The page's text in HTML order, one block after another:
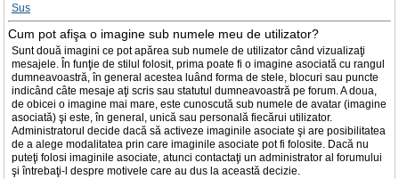
Sus
Cum pot afişa o imagine sub numele meu de utilizator?
Sunt două imagini ce pot apărea sub numele de utilizator când vizualizaţi
mesajele. În funţie de stilul folosit, prima poate fi o imagine asociată cu rangul
dumneavoastră, în general acestea luând forma de stele, blocuri sau puncte
indicând câte mesaje aţi scris sau statutul dumneavoastră pe forum. A doua,
de obicei o imagine mai mare, este cunoscută sub numele de avatar (imagine
asociată) şi este, în general, unică sau personală fiecărui utilizator.
Administratorul decide dacă să activeze imaginile asociate şi are posibilitatea
de a alege modalitatea prin care imaginile asociate pot fi folosite. Dacă nu
puteţi folosi imaginile asociate, atunci contactaţi un administrator al forumului
şi întrebaţi-l despre motivele care au dus la această decizie.